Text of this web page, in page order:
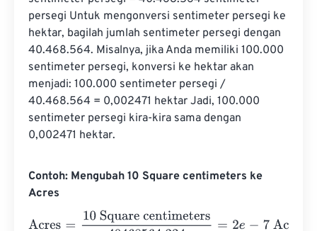
persegi Untuk mengonversi sentimeter persegi ke
hektar, bagilah jumlah sentimeter persegi dengan
40.468.564. Misalnya, jika Anda memiliki 100.000
sentimeter persegi, konversi ke hektar akan
menjadi: 100.000 sentimeter persegi /
40.468.564 = 0,002471 hektar Jadi, 100.000
sentimeter persegi kira-kira sama dengan
0,002471 hektar.
Contoh: Mengubah 10 Square centimeters ke
Acres
Acres
10 Square centimeters40468564.224 =2 e